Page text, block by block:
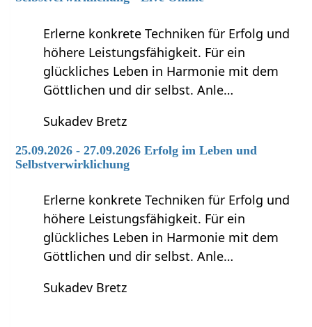
Erlerne konkrete Techniken für Erfolg und
höhere Leistungsfähigkeit. Für ein
glückliches Leben in Harmonie mit dem
Göttlichen und dir selbst. Anle…
Sukadev Bretz
25.09.2026 - 27.09.2026 Erfolg im Leben und
Selbstverwirklichung
Erlerne konkrete Techniken für Erfolg und
höhere Leistungsfähigkeit. Für ein
glückliches Leben in Harmonie mit dem
Göttlichen und dir selbst. Anle…
Sukadev Bretz